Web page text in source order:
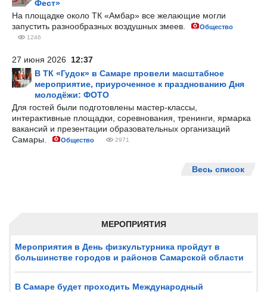
МЕРОПРИЯТИЯ
Мероприятия в День физкультурника пройдут в
большинстве городов и районов Самарской области
В Самаре будет проходить Международный
Фест»
На площадке около ТК «Амбар» все желающие могли
запустить разнообразных воздушных змеев.
Общество
1246
27 июня 2026 12:37
В ТК «Гудок» в Самаре провели масштабное
мероприятие, приуроченное к празднованию Дня
молодёжи: ФОТО
Для гостей были подготовлены мастер-классы,
интерактивные площадки, соревнования, тренинги, ярмарка
вакансий и презентации образовательных организаций
Самары.
Общество 2971
Весь список